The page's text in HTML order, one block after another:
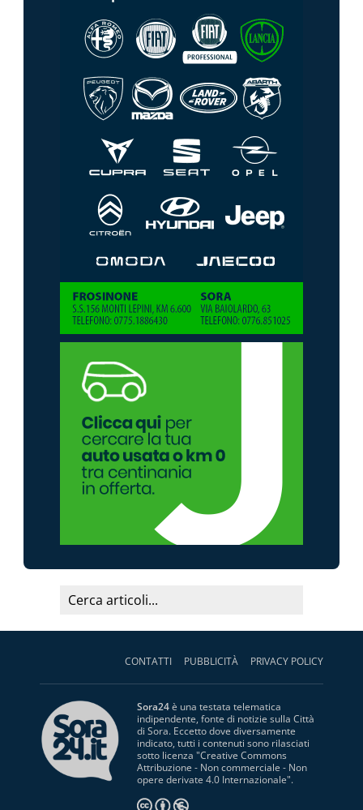
CONTATTI PUBBLICITÀ PRIVACY POLICY
Sora24è una testata telematica
indipendente, fonte di notizie sulla Città
di Sora. Eccetto dove diversamente
indicato, tutti i contenuti sono rilasciati
sotto licenza "Creative Commons
Attribuzione - Non commerciale - Non
opere derivate 4.0 Internazionale".